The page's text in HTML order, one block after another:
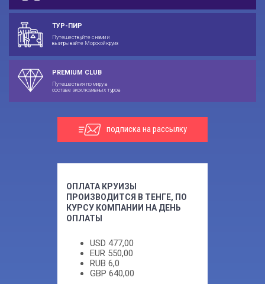
ТУР-ПИР
Путешествуйте с нами и
выигрывайте Морской круиз
PREMIUM CLUB
Путешествия по миру в
составе эксклюзивных туров
подписка на рассылку
ОПЛАТА КРУИЗЫ
ПРОИЗВОДИТСЯ В ТЕНГЕ, ПО
КУРСУ КОМПАНИИ НА ДЕНЬ
ОПЛАТЫ
USD 477,00
EUR 550,00
RUB 6,0
GBP 640,00